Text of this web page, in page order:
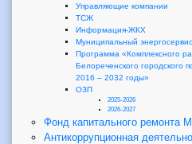
Управляющие компании
ТСЖ
Информация-ЖКХ
Муниципальный
Программа «Комплексного
Белореченского городского
2016 – 2032 годы»
ОЗП
2025-2026
2026-2027
Фонд капитального ремонта
Антикоррупционная